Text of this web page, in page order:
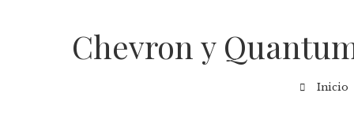
Chevron y
Inicio